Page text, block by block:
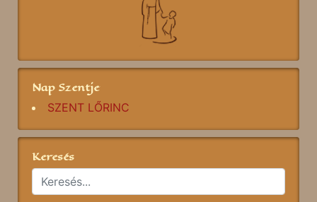
Nap Szentje
SZENT LŐRINC
Keresés